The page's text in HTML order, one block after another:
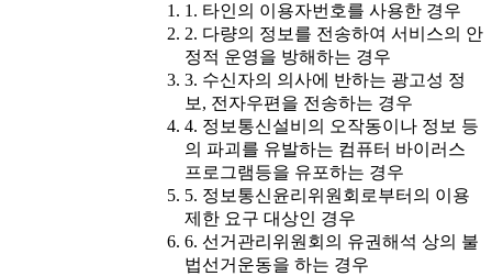
1. 타인의 이용자번호를 사용한 경우
2. 다량의 정보를 전송하여 서비스의 안
정적 운영을 방해하는 경우
3. 수신자의 의사에 반하는 광고성 정
보, 전자우편을 전송하는 경우
4. 정보통신설비의 오작동이나 정보 등
의 파괴를 유발하는 컴퓨터 바이러스
프로그램등을 유포하는 경우
5. 정보통신윤리위원회로부터의 이용
제한 요구 대상인 경우
6. 선거관리위원회의 유권해석 상의 불
법선거운동을 하는 경우